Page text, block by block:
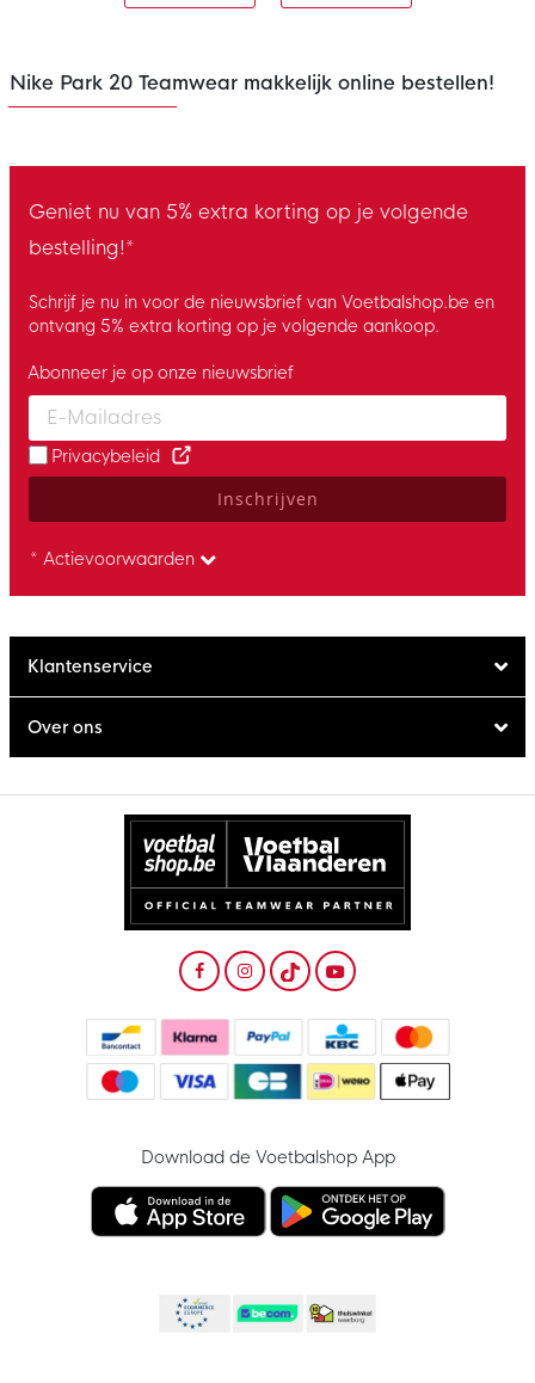
Nike Park 20 Teamwear makkelijk online bestellen!
Geniet nu van 5% extra korting op je volgende
bestelling!*
Schrijf je nu in voor de nieuwsbrief van Voetbalshop.be en
ontvang 5% extra korting op je volgende aankoop.
Enter your email and accept the privacy policy to subscribe to
Abonneer je op onze nieuwsbrief
Privacybeleid
Inschrijven
* Actievoorwaarden
Klantenservice
Over ons
Download de Voetbalshop App